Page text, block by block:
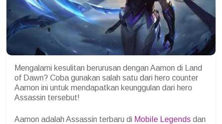
Mengalami kesulitan berurusan dengan Aamon di Land
of Dawn? Coba gunakan salah satu dari hero counter
Aamon ini untuk mendapatkan keunggulan dari hero
Assassin tersebut!
Aamon adalah Assassin terbaru di Mobile Legends dan